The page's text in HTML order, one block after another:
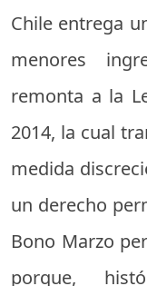
Chile entrega
menores
remonta a la
2014, la cual
medida
un derecho
Bono Marzo
porque,